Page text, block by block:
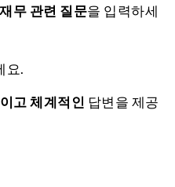
재무 관련 질문을 입력하세
요.
고 체계적인 답변을 제공